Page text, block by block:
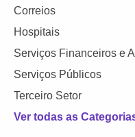
Correios
Hospitais
Serviços Financeiros e
Serviços Públicos
Terceiro Setor
Ver todas as